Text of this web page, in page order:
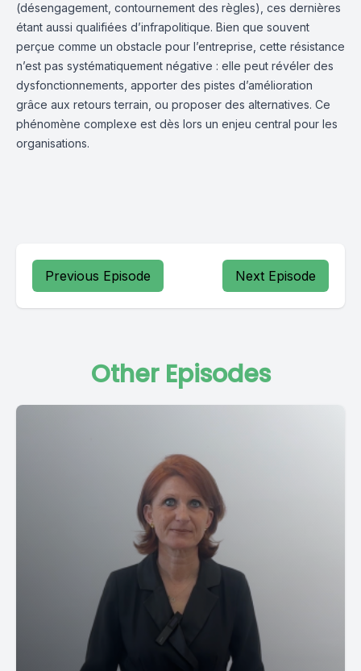
(désengagement, contournement des règles), ces dernières
étant aussi qualifiées d’infrapolitique. Bien que souvent
perçue comme un obstacle pour l’entreprise, cette résistance
n’est pas systématiquement négative : elle peut révéler des
dysfonctionnements, apporter des pistes d’amélioration
grâce aux retours terrain, ou proposer des alternatives. Ce
phénomène complexe est dès lors un enjeu central pour les
organisations.
Previous Episode Next Episode
Other Episodes